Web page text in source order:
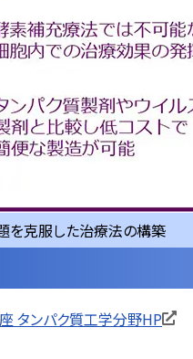
を克服した治療法の構築
タンパク質工学分野HP